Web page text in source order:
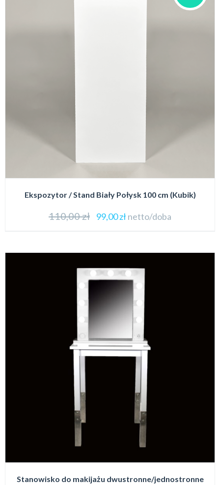
Ekspozytor / Stand Biały Połysk 100 cm (Kubik)
110,00zł 99,00złnetto/doba
Stanowisko do makijażu dwustronne/jednostronne